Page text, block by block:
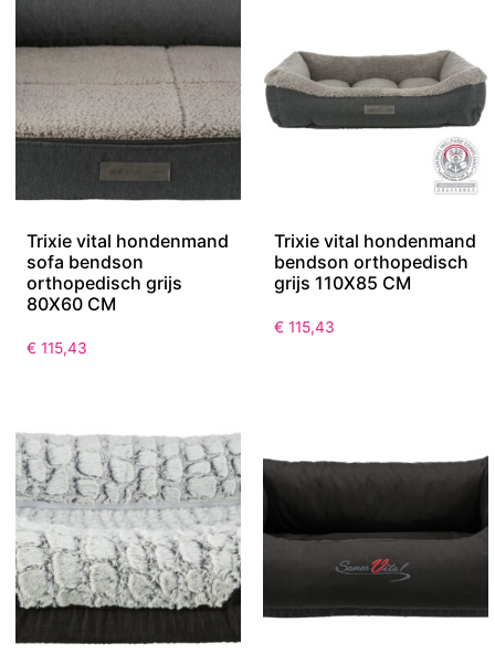
Trixie vital hondenmand
sofa bendson
orthopedisch grijs
80X60 CM
€ 115,43
Trixie vital hondenmand
bendson orthopedisch
grijs 110X85 CM
€ 115,43